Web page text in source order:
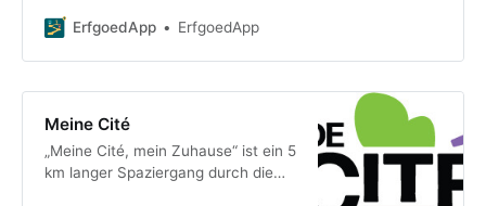
nach wie vor tief in den sozialen,
ErfgoedApp ErfgoedApp
Meine Cité
„Meine Cité, mein Zuhause“ ist ein 5
km langer Spaziergang durch die